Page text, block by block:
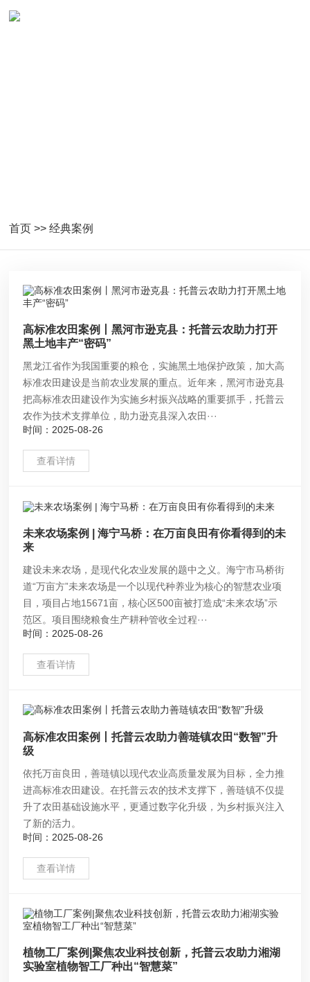
首页 >>经典案例
高标准农田案例丨黑河市逊克县：托普云农助力打开
黑土地丰产“密码”
黑龙江省作为我国重要的粮仓，实施黑土地保护政策，加大高
标准农田建设是当前农业发展的重点。近年来，黑河市逊克县
把高标准农田建设作为实施乡村振兴战略的重要抓手，托普云
农作为技术支撑单位，助力逊克县深入农田···
时间：2025-08-26
查看详情
未来农场案例 | 海宁马桥：在万亩良田有你看得到的未
来
建设未来农场，是现代化农业发展的题中之义。海宁市马桥街
道“万亩方”未来农场是一个以现代种养业为核心的智慧农业项
目，项目占地15671亩，核心区500亩被打造成“未来农场”示
范区。项目围绕粮食生产耕种管收全过程···
时间：2025-08-26
查看详情
高标准农田案例丨托普云农助力善琏镇农田“数智”升
级
依托万亩良田，善琏镇以现代农业高质量发展为目标，全力推
进高标准农田建设。在托普云农的技术支撑下，善琏镇不仅提
升了农田基础设施水平，更通过数字化升级，为乡村振兴注入
了新的活力。
时间：2025-08-26
查看详情
植物工厂案例|聚焦农业科技创新，托普云农助力湘湖
实验室植物智工厂种出“智慧菜”